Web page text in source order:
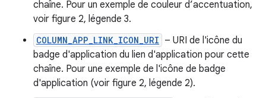
chaîne. Pour un exemple de couleur d’accentuation,
voir figure 2, légende 3.
COLUMN_APP_LINK_ICON_URI – URI de l'icône du
badge d'application du lien d'application pour cette
chaîne. Pour une exemple de l'icône de badge
d'application (voir figure 2, légende 2).